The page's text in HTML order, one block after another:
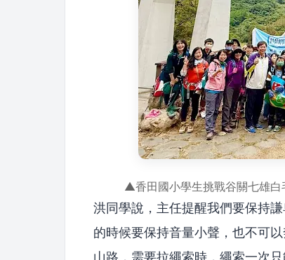
▲香田國小學生挑戰谷關七雄白
洪同學說，主任提醒我們要保持
的時候要保持音量小聲，也不可
山路，需要拉繩索時，繩索一次